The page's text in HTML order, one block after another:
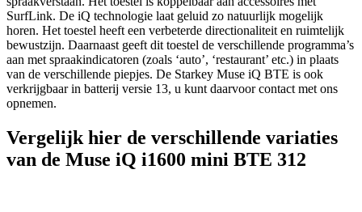
SurfLink. De iQ technologie laat geluid zo natuurlijk mogelijk
horen. Het toestel heeft een verbeterde directionaliteit en ruimtelijk
bewustzijn. Daarnaast geeft dit toestel de verschillende programma’s
aan met spraakindicatoren (zoals ‘auto’, ‘restaurant’ etc.) in plaats
van de verschillende piepjes. De Starkey Muse iQ BTE is ook
verkrijgbaar in batterij versie 13, u kunt daarvoor contact met ons
opnemen.
Vergelijk hier de verschillende variaties
van de Muse iQ i1600 mini BTE 312